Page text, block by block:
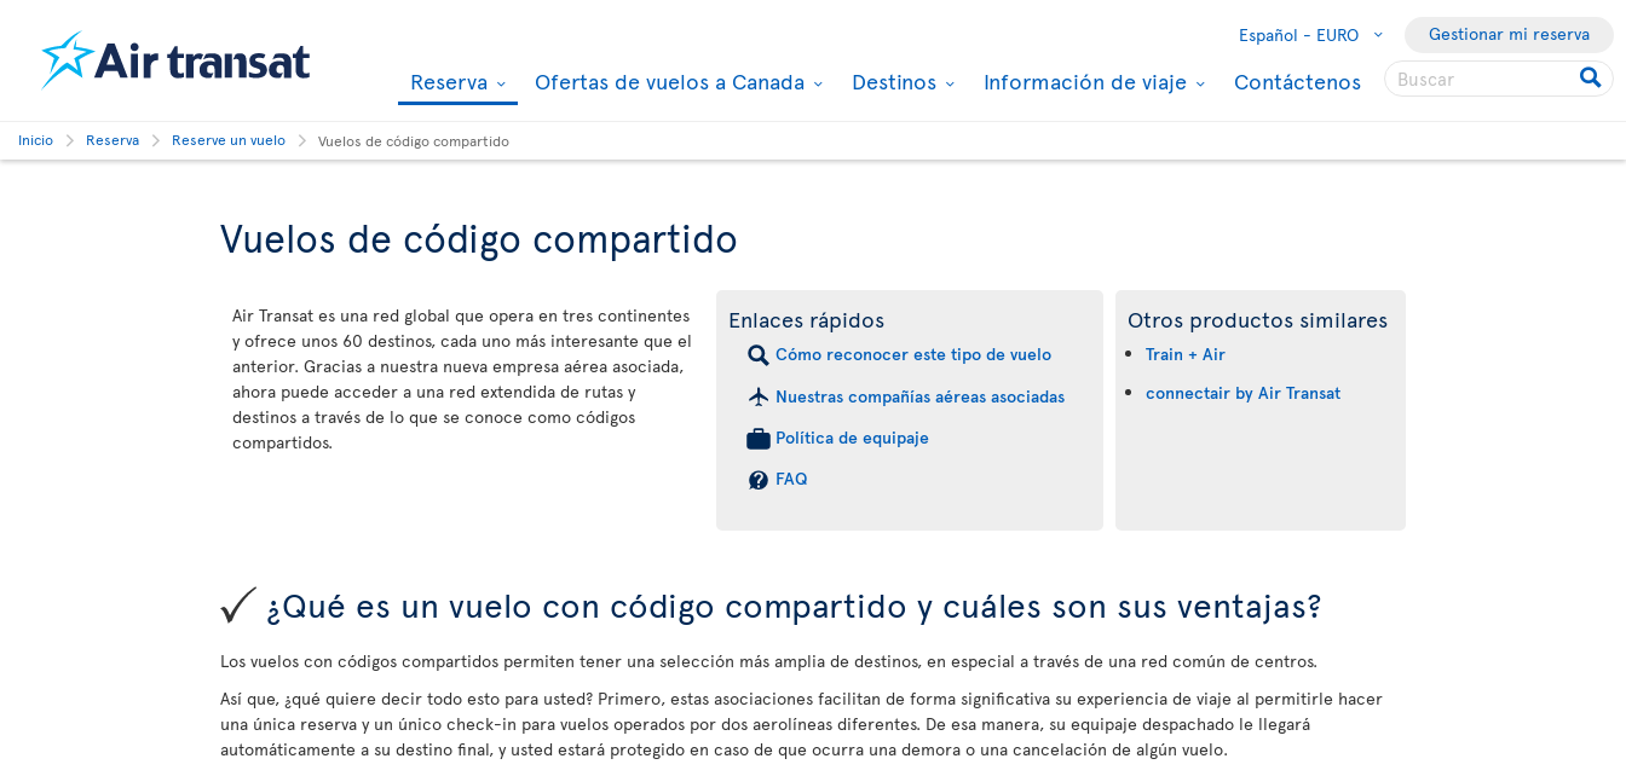
Español - EURO Gestionar mi reserva
Reserva Ofertas de vuelos a Canada Destinos Información de viaje Contáctenos
Inicio Reserva Reserve un vuelo Vuelos de código compartido
Vuelos de código compartido
Air Transat es una red global que opera en tres continentes
y ofrece unos 60 destinos, cada uno más interesante que el
anterior. Gracias a nuestra nueva empresa aérea asociada,
ahora puede acceder a una red extendida de rutas y
destinos a través de lo que se conoce como códigos
compartidos.
Enlaces rápidos
Cómo reconocer este tipo de vuelo
Nuestras compañías aéreas asociadas
Política de equipaje
FAQ
Otros productos similares
Train + Air
connectair by Air Transat
¿Qué es un vuelo con código compartido y cuáles son sus ventajas?
Los vuelos con códigos compartidos permiten tener una selección más amplia de destinos, en especial a través de una red común de centros.
Así que, ¿qué quiere decir todo esto para usted? Primero, estas asociaciones facilitan de forma significativa su experiencia de viaje al permitirle hacer
una única reserva y un único check-in para vuelos operados por dos aerolíneas diferentes. De esa manera, su equipaje despachado le llegará
automáticamente a su destino final, y usted estará protegido en caso de que ocurra una demora o una cancelación de algún vuelo.